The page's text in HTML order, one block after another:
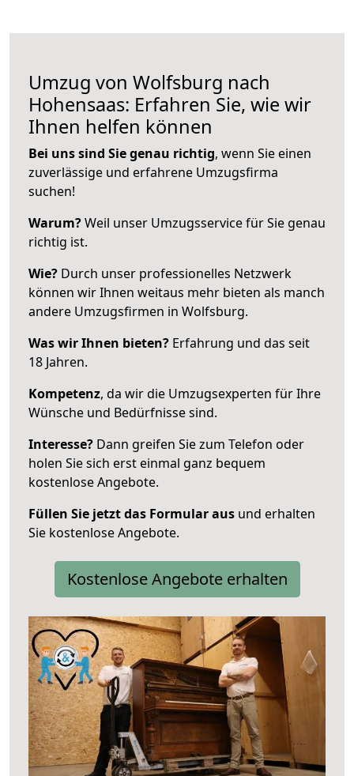
Umzug von Wolfsburg nach
Hohensaas: Erfahren Sie, wie wir
Ihnen helfen können
Bei uns sind Sie genau richtig, wenn Sie einen
zuverlässige und erfahrene Umzugsfirma
suchen!
Warum?Weil unser Umzugsservice für Sie genau
richtig ist.
Wie? Durch unser professionelles Netzwerk
können wir Ihnen weitaus mehr bieten als manch
andere Umzugsfirmen in Wolfsburg.
Was wir Ihnen bieten? Erfahrung und das seit
18 Jahren.
Kompetenz, da wir die Umzugsexperten für Ihre
Wünsche und Bedürfnisse sind.
Interesse? Dann greifen Sie zum Telefon oder
holen Sie sich erst einmal ganz bequem
kostenlose Angebote.
Füllen Sie jetzt das Formular aus und erhalten
Sie kostenlose Angebote.
Kostenlose Angebote erhalten